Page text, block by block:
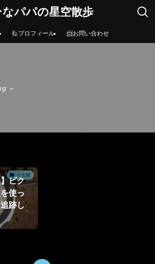
パパの星空散歩
🙋プロフィール 📨お問い合わせ
–
🌞太陽
ビク
使っ
跡し